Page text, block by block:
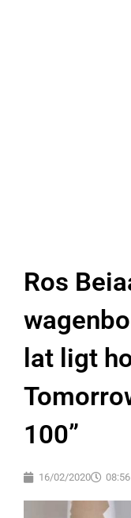
Ros
lat ligt
100”
16/02/2020 08:56